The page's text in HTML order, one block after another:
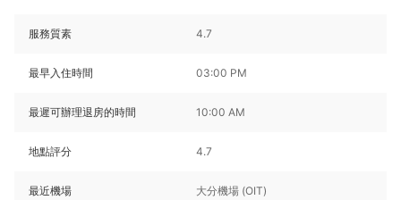
服務質素 4.7
最早入住時間 03:00 PM
最遲可辦理退房的時間 10:00 AM
地點評分 4.7
最近機場 大分機場 (OIT)